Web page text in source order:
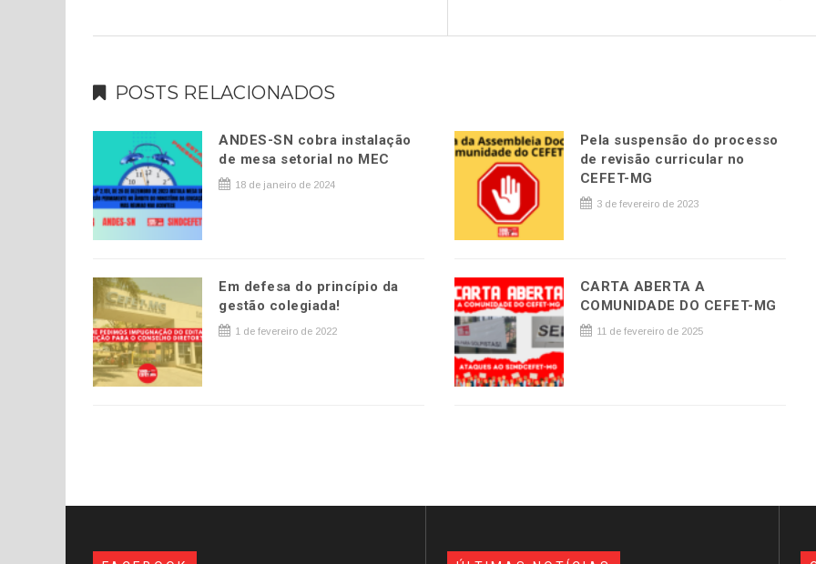
POSTS RELACIONADOS
ANDES-SN cobra instalação
de mesa setorial no MEC
18 de janeiro de 2024
Pela suspensão do processo
de revisão curricular no
CEFET-MG
3 de fevereiro de 2023
Em defesa do princípio da
gestão colegiada!
1 de fevereiro de 2022
CARTA ABERTA A
COMUNIDADE DO CEFET-MG
11 de fevereiro de 2025